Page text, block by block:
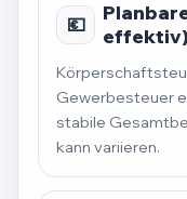
💶
effektiv)
Gewerbesteuer
stabile
kann variieren.